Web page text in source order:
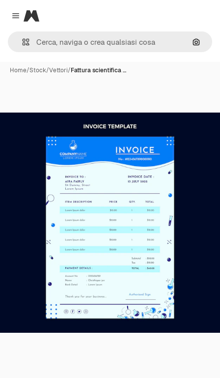
Close menu
Magnific
Cerca
Home/Stock/Vettori/Fattura scientifica …